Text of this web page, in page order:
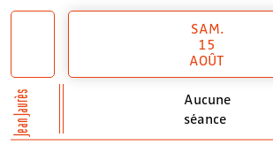
Jean Jaurès
SAM.
15
AOÛT
Aucune
séance